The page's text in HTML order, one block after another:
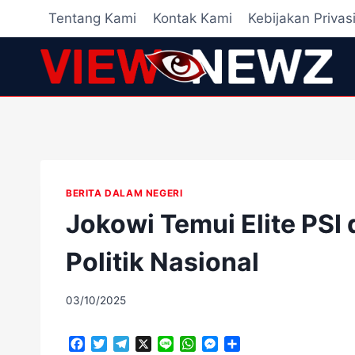
content
Tentang Kami Kontak Kami Kebijakan Privasi
BERITA DALAM NEGERI
Jokowi Temui Elite PSI
Politik Nasional
By
03/10/2025
W
M